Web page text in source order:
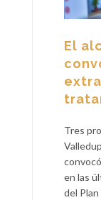
El
Tres
en las
del